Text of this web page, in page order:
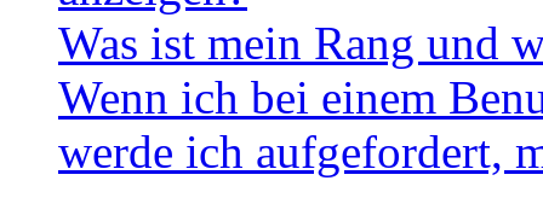
Was ist mein Rang und
Wenn ich bei einem
werde ich aufgefordert,